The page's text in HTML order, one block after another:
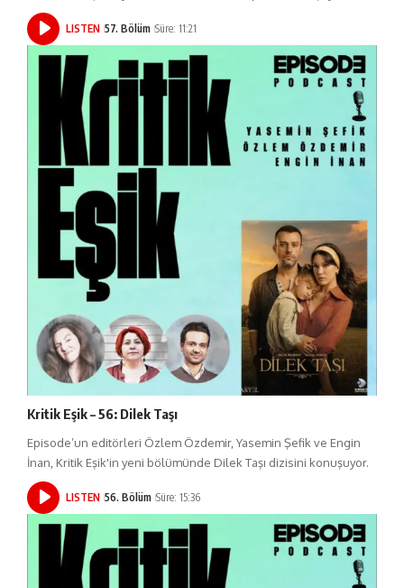
LISTEN 57. Bölüm Süre: 11:21
Kritik Eşik – 56: Dilek Taşı
Episode’un editörleri Özlem Özdemir, Yasemin Şefik ve Engin
İnan, Kritik Eşik'in yeni bölümünde Dilek Taşı dizisini konuşuyor.
LISTEN 56. Bölüm Süre: 15:36